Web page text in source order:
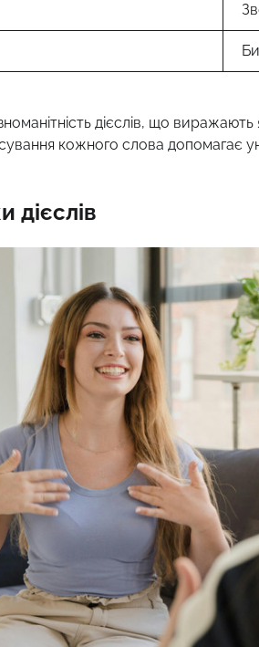
дієслів, що виражають
кожного слова допомагає
дієслів